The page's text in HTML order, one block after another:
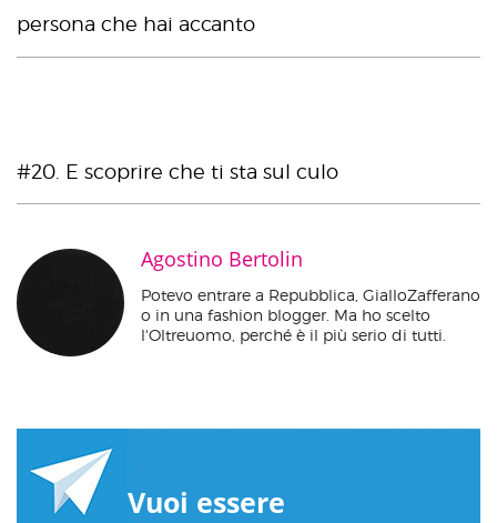
persona che hai accanto
#20. E scoprire che ti sta sul culo
Agostino Bertolin
Potevo entrare a Repubblica, GialloZafferano
o in una fashion blogger. Ma ho scelto
l'Oltreuomo, perché è il più serio di tutti.
Vuoi essere